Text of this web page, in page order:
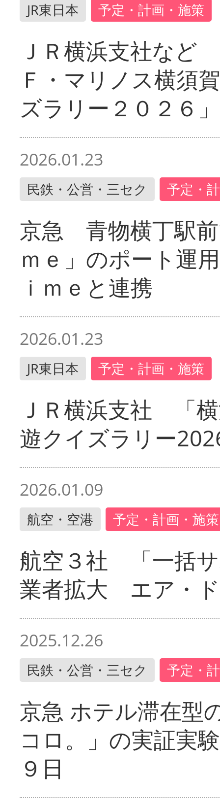
JR東日本 予定・計画・施策
ＪＲ横浜支社など
Ｆ・マリノス横須
ズラリー２０２６」
2026.01.23
民鉄・公営・三セク 予定・
京急 青物横丁駅
ｍｅ」のポート運
ｉｍｅと連携
2026.01.23
JR東日本 予定・計画・施策
ＪＲ横浜支社 「
遊クイズラリー
2026.01.09
航空・空港 予定・計画・施策
航空３社 「一括
業者拡大 エア・
2025.12.26
民鉄・公営・三セク 予定・
京急 ホテル滞在型
コロ。」の実証実
９日